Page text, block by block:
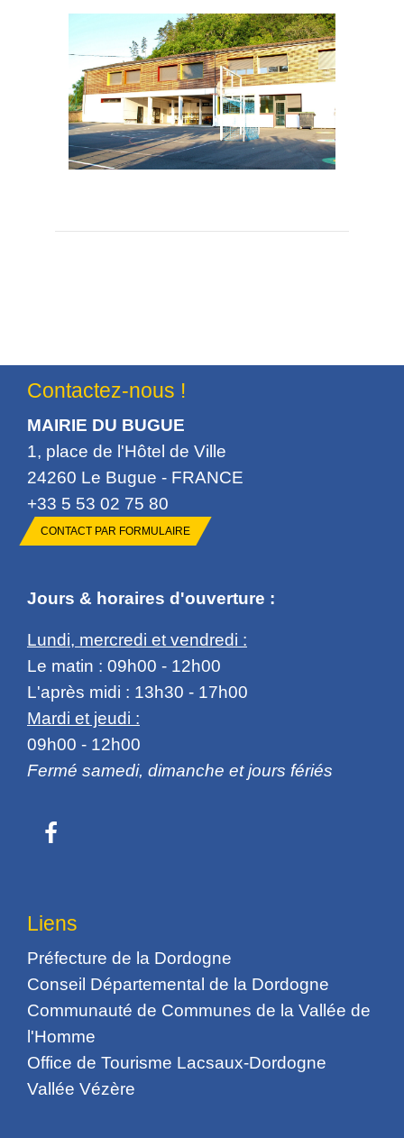
Contactez-nous !
MAIRIE DU BUGUE
1, place de l'Hôtel de Ville
24260 Le Bugue - FRANCE
+33 5 53 02 75 80
CONTACT PAR FORMULAIRE
Jours & horaires d'ouverture :
Lundi, mercredi et vendredi :
Le matin : 09h00 - 12h00
L'après midi : 13h30 - 17h00
Mardi et jeudi :
09h00 - 12h00
Fermé samedi, dimanche et jours fériés
Liens
Préfecture de la Dordogne
Conseil Départemental de la Dordogne
Communauté de Communes de la Vallée de
l'Homme
Office de Tourisme Lacsaux-Dordogne
Vallée Vézère